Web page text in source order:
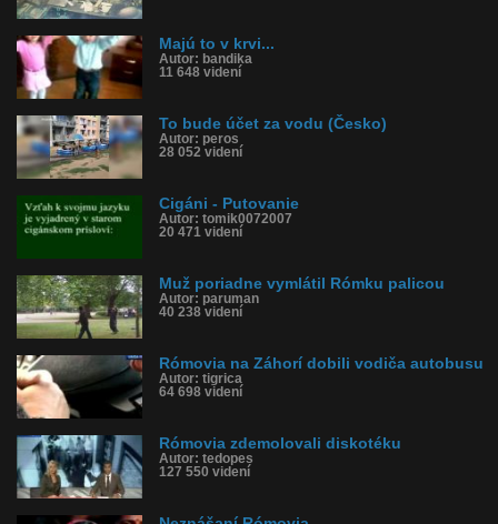
Majú to v krvi...
Autor: bandika
11 648 videní
To bude účet za vodu (Česko)
Autor: peros
28 052 videní
Cigáni - Putovanie
Autor: tomik0072007
20 471 videní
Muž poriadne vymlátil Rómku palicou
Autor: paruman
40 238 videní
Rómovia na Záhorí dobili vodiča autobusu
Autor: tigrica
64 698 videní
Rómovia zdemolovali diskotéku
Autor: tedopes
127 550 videní